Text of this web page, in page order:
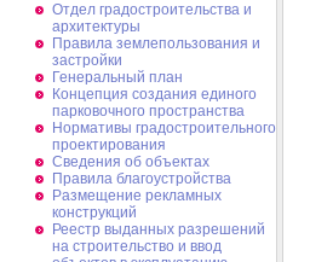
Отдел градостроительства и
архитектуры
Правила землепользования и
застройки
Генеральный план
Концепция создания единого
парковочного пространства
Нормативы градостроительного
проектирования
Сведения об объектах
Правила благоустройства
Размещение рекламных
конструкций
Реестр выданных разрешений
на строительство и ввод